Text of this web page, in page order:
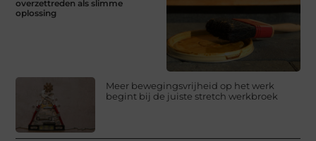
overzettreden als slimme
oplossing
Meer bewegingsvrijheid op het werk
begint bij de juiste stretch werkbroek